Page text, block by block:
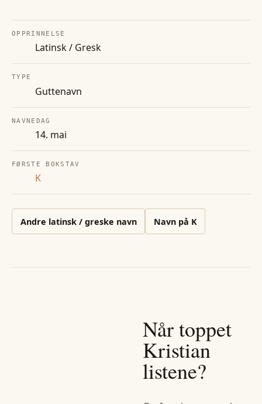
OPPRINNELSE
Latinsk / Gresk
TYPE
Guttenavn
NAVNEDAG
14. mai
FØRSTE BOKSTAV
K
Andre latinsk / greske navn Navn på K
Når toppet
Kristian
listene?